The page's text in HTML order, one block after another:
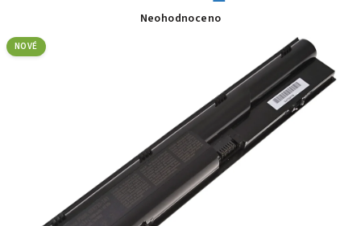
Průměrné
Neohodnoceno
NOVÉ